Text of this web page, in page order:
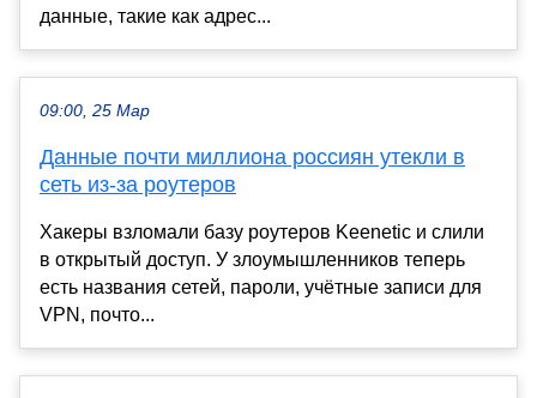
данные, такие как адрес...
09:00, 25 Мар
Данные почти миллиона россиян утекли в
сеть из-за роутеров
Хакеры взломали базу роутеров Keenetic и слили
в открытый доступ. У злоумышленников теперь
есть названия сетей, пароли, учётные записи для
VPN, почто...